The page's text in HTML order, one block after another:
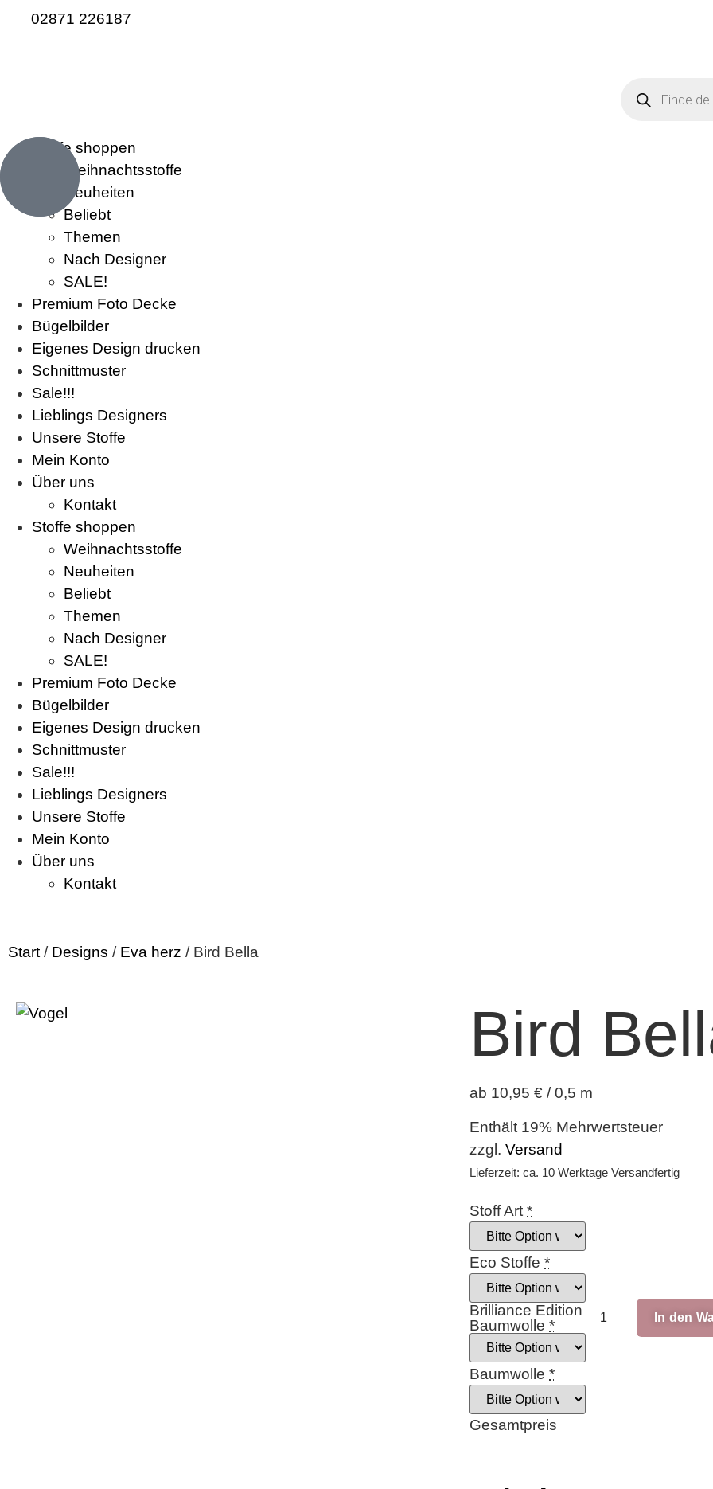
02871 226187
Stoffe shoppen
Weihnachtsstoffe
Neuheiten
Beliebt
Themen
Nach Designer
SALE!
Premium Foto Decke
Bügelbilder
Eigenes Design drucken
Schnittmuster
Sale!!!
Lieblings Designers
Unsere Stoffe
Mein Konto
Über uns
Kontakt
Stoffe shoppen
Weihnachtsstoffe
Neuheiten
Beliebt
Themen
Nach Designer
SALE!
Premium Foto Decke
Bügelbilder
Eigenes Design drucken
Schnittmuster
Sale!!!
Lieblings Designers
Unsere Stoffe
Mein Konto
Über uns
Kontakt
Start / Designs / Eva herz / Bird Bella
Bird
ab 10,95 € / 0,5 m
Enthält 19% Mehrwertsteuer
zzgl. Versand
Lieferzeit: ca. 10 Werktage Versandfertig
Stoff Art *
Eco Stoffe *
Brilliance Edition
Baumwolle *
Baumwolle *
Gesamtpreis
In den